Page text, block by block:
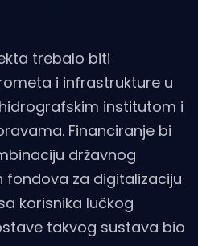
trebalo biti
i infrastrukture u
institutom i
Financiranje bi
državnog
fondova za digitalizaciju
korisnika lučkog
takvog sustava bio